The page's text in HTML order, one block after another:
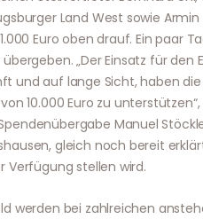
Land West sowie
Euro oben drauf. Ein paar
„Der Einsatz für
und auf lange Sicht, haben
10.000 Euro zu
Manuel
gleich noch bereit
Verfügung stellen wird.
werden bei zahlreichen